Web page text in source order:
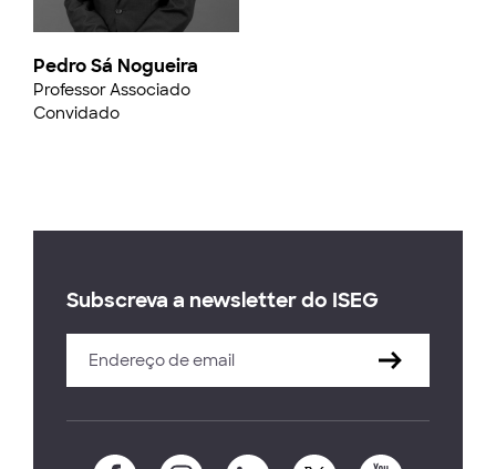
Pedro Sá Nogueira
Professor Associado
Convidado
Subscreva a newsletter do ISEG